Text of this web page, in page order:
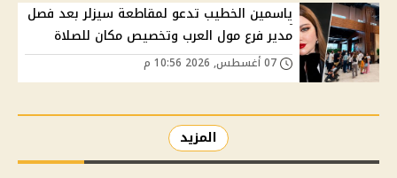
ياسمين الخطيب تدعو لمقاطعة سيزلر بعد فصل
مدير فرع مول العرب وتخصيص مكان للصلاة
المزيد